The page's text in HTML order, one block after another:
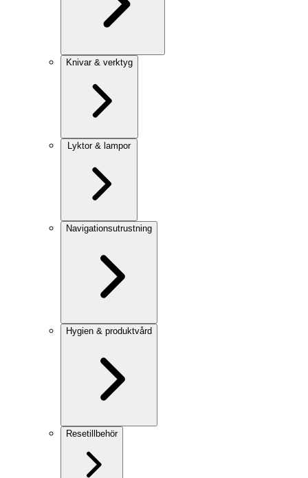
Knivar & verktyg
Lyktor & lampor
Navigationsutrustning
Hygien & produktvård
Resetillbehör